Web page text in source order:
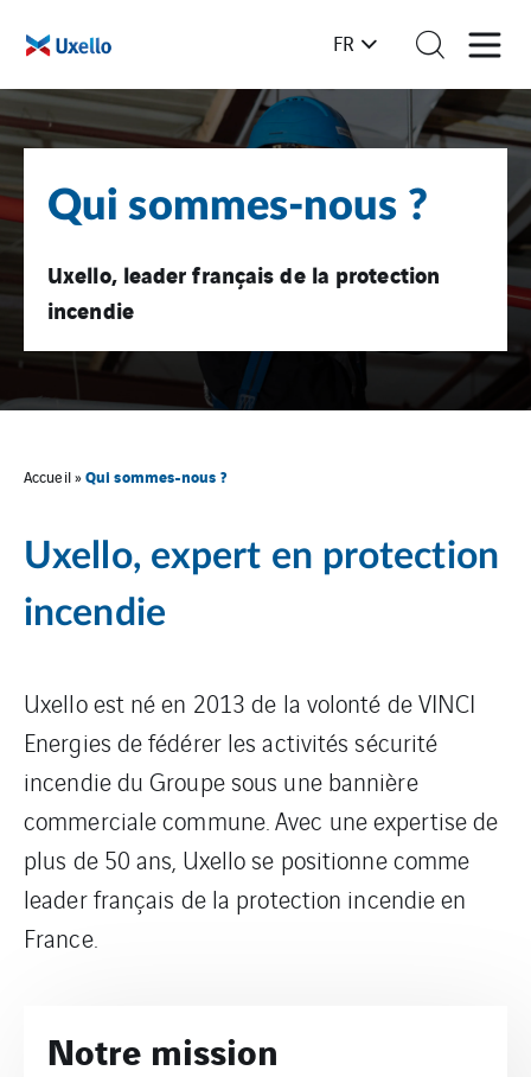
FR
Qui sommes-nous ?
Uxello, leader français de la protection
incendie
Accueil»Qui sommes-nous ?
Uxello, expert en protection
incendie
Uxello est né en 2013 de la volonté de VINCI
Energies de fédérer les activités sécurité
incendie du Groupe sous une bannière
commerciale commune. Avec une expertise de
plus de 50 ans, Uxello se positionne comme
leader français de la protection incendie en
France.
Notre mission